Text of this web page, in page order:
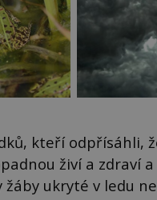
kteří odpřísáhli,
živí a zdraví
žáby ukryté v ledu